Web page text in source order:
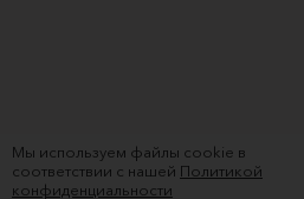
Мы используем файлы cookie в
соответствии с нашей Политикой
конфиденциальности